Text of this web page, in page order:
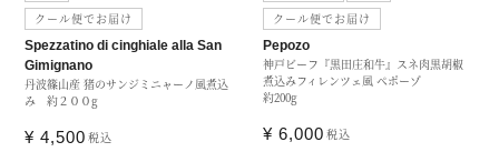
クール便でお届け
丹波篠山産 猪のサンジミニャーノ風煮込
み 約２００g
Spezzatino di cinghiale alla San
Gimignano
¥ 4,500 税込
クール便でお届け
神戸ビーフ『黒田庄和牛』スネ肉黒胡椒
煮込みフィレンツェ風 ペポーゾ
約200g
Pepozo
¥ 6,000 税込